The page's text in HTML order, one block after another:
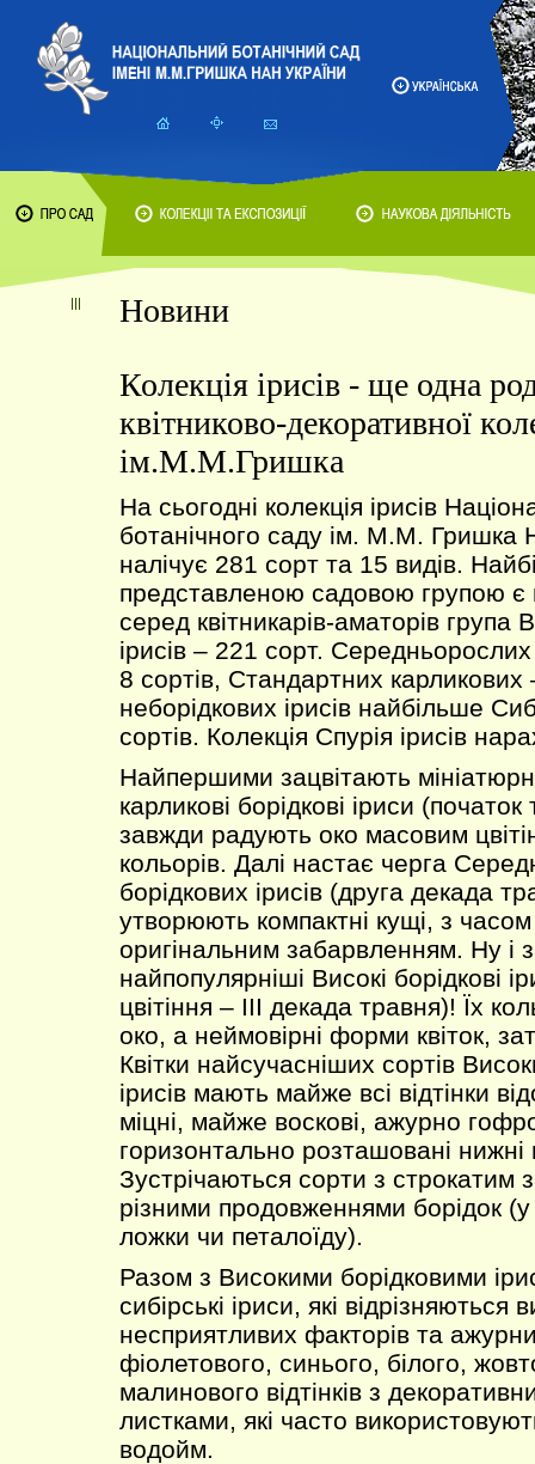
Новини
Колекція ірисів - ще одна
квітниково-декоративної
ім.М.М.Гришка
На сьогодні колекція ірисів
ботанічного саду ім. М.М. Гришка
налічує 281 сорт та 15 видів.
представленою садовою групою є
серед квітникарів-аматорів група
ірисів – 221 сорт. Середньорослих
8 сортів, Стандартних
неборідкових ірисів найбільше
сортів. Колекція Спурія ірисів
Найпершими зацвітають
карликові борідкові іриси
завжди радують око масовим
кольорів. Далі настає черга
борідкових ірисів (друга декада
утворюють компактні кущі, з
оригінальним забарвленням. Ну і
найпопулярніші Високі борідкові
цвітіння – ІІІ декада травня)! Їх
око, а неймовірні форми квіток,
Квітки найсучасніших сортів
ірисів мають майже всі відтінки
міцні, майже воскові, ажурно
горизонтально розташовані нижні
Зустрічаються сорти з строкатим
різними продовженнями борідок (у
ложки чи петалоїду).
Разом з Високими борідковими
сибірські іриси, які відрізняються
несприятливих факторів та
фіолетового, синього, білого,
малинового відтінків з
листками, які часто
водойм.